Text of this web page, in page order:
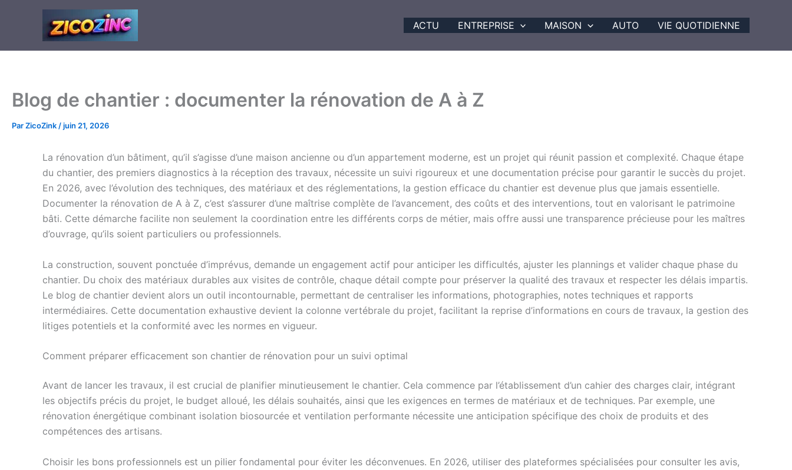
ACTU ENTREPRISE MAISON AUTO VIE QUOTIDIENNE
Blog de chantier : documenter la rénovation de A à Z
ParZicoZink /juin 21, 2026
La rénovation d’un bâtiment, qu’il s’agisse d’une maison ancienne ou d’un appartement moderne, est un projet qui réunit passion et complexité. Chaque étape
du chantier, des premiers diagnostics à la réception des travaux, nécessite un suivi rigoureux et une documentation précise pour garantir le succès du projet.
En 2026, avec l’évolution des techniques, des matériaux et des réglementations, la gestion efficace du chantier est devenue plus que jamais essentielle.
Documenter la rénovation de A à Z, c’est s’assurer d’une maîtrise complète de l’avancement, des coûts et des interventions, tout en valorisant le patrimoine
bâti. Cette démarche facilite non seulement la coordination entre les différents corps de métier, mais offre aussi une transparence précieuse pour les maîtres
d’ouvrage, qu’ils soient particuliers ou professionnels.
La construction, souvent ponctuée d’imprévus, demande un engagement actif pour anticiper les difficultés, ajuster les plannings et valider chaque phase du
chantier. Du choix des matériaux durables aux visites de contrôle, chaque détail compte pour préserver la qualité des travaux et respecter les délais impartis.
Le blog de chantier devient alors un outil incontournable, permettant de centraliser les informations, photographies, notes techniques et rapports
intermédiaires. Cette documentation exhaustive devient la colonne vertébrale du projet, facilitant la reprise d’informations en cours de travaux, la gestion des
litiges potentiels et la conformité avec les normes en vigueur.
Comment préparer efficacement son chantier de rénovation pour un suivi optimal
Avant de lancer les travaux, il est crucial de planifier minutieusement le chantier. Cela commence par l’établissement d’un cahier des charges clair, intégrant
les objectifs précis du projet, le budget alloué, les délais souhaités, ainsi que les exigences en termes de matériaux et de techniques. Par exemple, une
rénovation énergétique combinant isolation biosourcée et ventilation performante nécessite une anticipation spécifique des choix de produits et des
compétences des artisans.
Choisir les bons professionnels est un pilier fondamental pour éviter les déconvenues. En 2026, utiliser des plateformes spécialisées pour consulter les avis,